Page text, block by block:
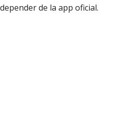
de la app oficial.